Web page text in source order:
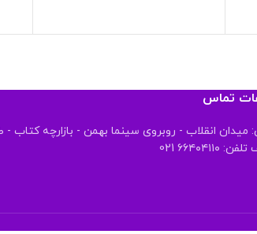
تماس
میدان انقلاب - روبروی سینما بهمن - بازارچه کتاب -
021